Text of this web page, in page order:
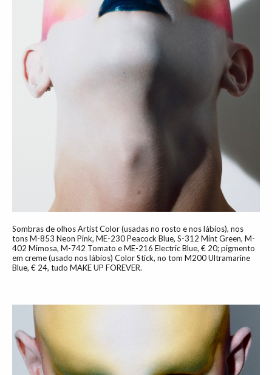
Sombras de olhos Artist Color (usadas no rosto e nos lábios), nos
tons M-853 Neon Pink, ME-230 Peacock Blue, S-312 Mint Green, M-
402 Mimosa, M-742 Tomato e ME-216 Electric Blue, € 20; pigmento
em creme (usado nos lábios) Color Stick, no tom M200 Ultramarine
Blue, € 24, tudo MAKE UP FOREVER.